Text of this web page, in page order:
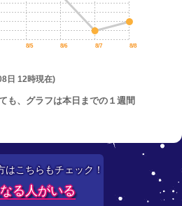
8/5 8/6 8/7 8/8
日 12時現在)
も、グラフは本日までの１週間
はこちらもチェック！
る人がいる